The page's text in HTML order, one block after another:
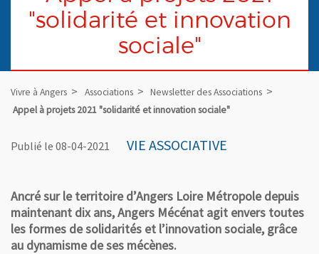
"solidarité et innovation
sociale"
Vivre à Angers Associations
Newsletter des Associations
Appel à projets 2021 "solidarité et innovation sociale"
Publié le 08-04-2021 VIE ASSOCIATIVE
Ancré sur le territoire d’Angers Loire Métropole depuis
maintenant dix ans, Angers Mécénat agit envers toutes
les formes de solidarités et l’innovation sociale, grâce
au dynamisme de ses mécènes.